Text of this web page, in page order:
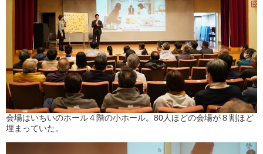
会場はいちいのホール４階の小ホール。80人ほどの会場が８割ほど
埋まっていた。